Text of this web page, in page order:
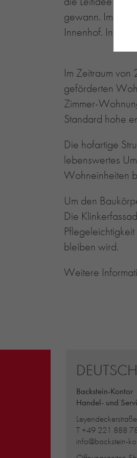
gewann. Im
Innenhof.
Im Zeitraum
geförderten
Zimmer-
Standard hohe
Die hofartige
lebenswertes
Wohneinheiten
Um den
Die
bleiben wird.
Weitere
Backstein-Kontor
Handel- und
T+49 221 888
info@backstein-